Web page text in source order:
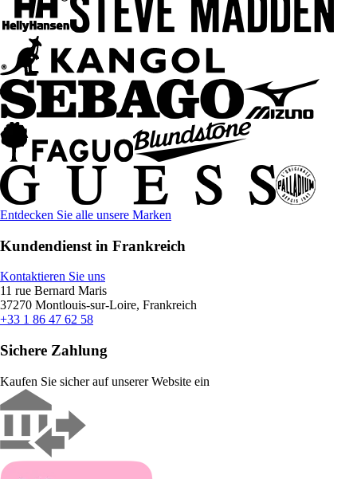
Entdecken Sie alle unsere Marken
Kundendienst in Frankreich
Kontaktieren Sie uns
11 rue Bernard Maris
37270 Montlouis-sur-Loire, Frankreich
+33 1 86 47 62 58
Sichere Zahlung
Kaufen Sie sicher auf unserer Website ein